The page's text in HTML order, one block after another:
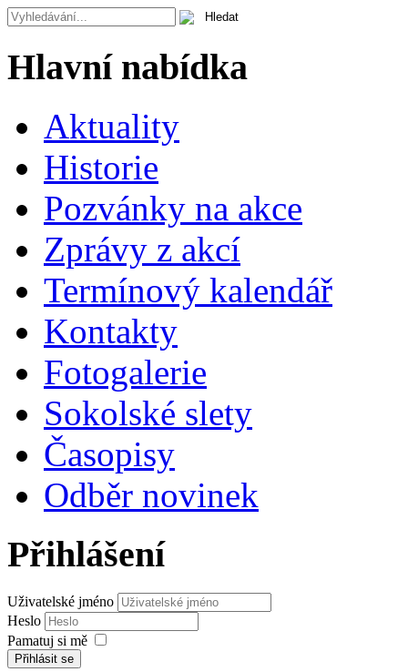
Hlavní nabídka
Aktuality
Historie
Pozvánky na akce
Zprávy z akcí
Termínový kalendář
Kontakty
Fotogalerie
Sokolské slety
Časopisy
Odběr novinek
Přihlášení
Uživatelské jméno
Heslo
Pamatuj si mě
Přihlásit se